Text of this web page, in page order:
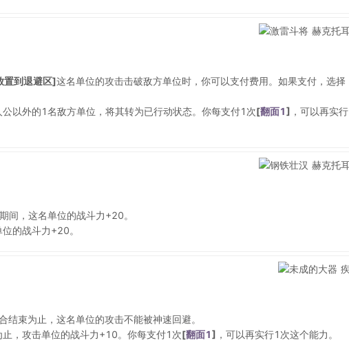
置到退避区]这名单位的攻击击破敌方单位时，你可以支付费用。如果支付，选择
以外的1名敌方单位，将其转为已行动状态。你每支付1次[翻面1] ，可以再实行
间，这名单位的战斗力+20。
的战斗力+20。
结束为止，这名单位的攻击不能被神速回避。
止，攻击单位的战斗力+10。你每支付1次[翻面1] ，可以再实行1次这个能力。